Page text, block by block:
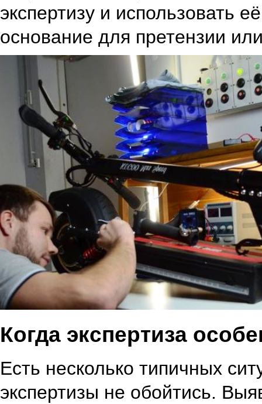
экспертизу и использовать
основание для претензии
Когда экспертиза
Есть несколько типичных
экспертизы не обойтись.